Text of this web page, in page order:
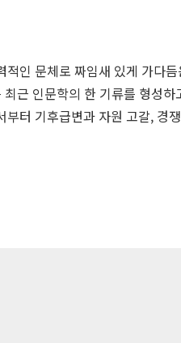
인 문체로 짜임새 있게 가다
근 인문학의 한 기류를 형성
터 기후급변과 자원 고갈, 경